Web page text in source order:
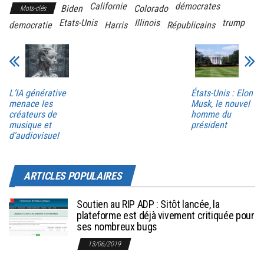
Mots-clés Biden Californie Colorado
démocrates
democratie
Etats-Unis Harris Illinois Républicains trump
L’IA générative
menace les
créateurs de
musique et
d’audiovisuel
États-Unis : Elon
Musk, le nouvel
homme du
président
ARTICLES POPULAIRES
Soutien au RIP ADP : Sitôt lancée, la
plateforme est déjà vivement critiquée pour
ses nombreux bugs
13/06/2019